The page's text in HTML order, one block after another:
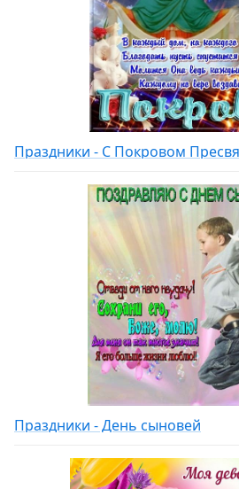
Праздники - С Покровом
Праздники - День сыновей